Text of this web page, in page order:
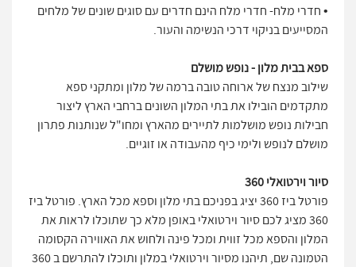
• חדרי מלח- חדרי מלח הינם חדרים עם סוגים שונים של מלחים
המסייעים בניקוי דרכי הנשימה והעור.
ספא בבית מלון - נופש מושלם
שילוב מנצח של ארוחה טובה ברמה של מלון ומתקני ספא
מתקדמים הובילו את בתי המלון השונים ברחבי הארץ ליצור
חבילות נופש מושלמות לתיירים מהארץ ומחו"ל שנותנות פתרון
מושלם לנופש ולימי כיף מהעבודה או זוגיים.
סיור וירטואלי 360
פורטל ביז 360 יציג בפניכם בתי מלון וספא מכל הארץ. פורטל ביז
360 מציג לכם סיור וירטואלי באופן מלא כך שתוכלו לראות את
המלון והספא מכל זווית ומכל פינה ולחוש את האווירה הקסומה
הטמונה שם, תיהנו מסיור וירטואלי במלון ותוכלו להתרשם ב 360